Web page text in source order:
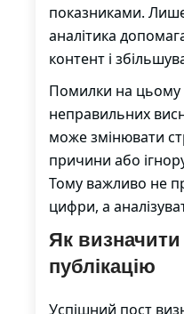
показниками.
аналітика
контент і
Помилки на цьому
неправильних
може змінювати
причини або
Тому важливо не
цифри, а
Як визначити
публікацію
Успішний пост